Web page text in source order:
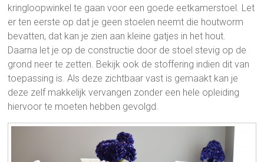
kringloopwinkel te gaan voor een goede eetkamerstoel. Let
er ten eerste op dat je geen stoelen neemt die houtworm
bevatten, dat kan je zien aan kleine gatjes in het hout.
Daarna let je op de constructie door de stoel stevig op de
grond neer te zetten. Bekijk ook de stoffering indien dit van
toepassing is. Als deze zichtbaar vast is gemaakt kan je
deze zelf makkelijk vervangen zonder een hele opleiding
hiervoor te moeten hebben gevolgd.